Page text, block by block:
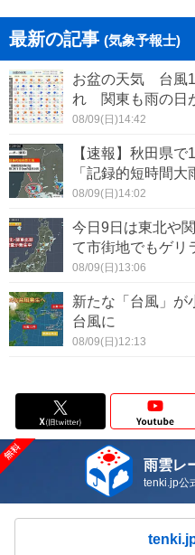
最新の記事 (気象予報士)
お盆の天気 台風
れ 関東も雨の日
08/09(日)14:42
【速報】秋田県
「記録的短時間大
08/09(日)14:02
今日9日は東北や
て市街地でもゲリ
08/09(日)13:06
新たな「台風」
台風に
08/09(日)12:13
雨雲レ
tenki.jp公